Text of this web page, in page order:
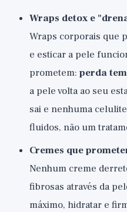
Wraps detox e
Wraps corporais que
e esticar a pele
prometem: perda
a pele volta ao seu
sai e nenhuma
fluidos, não um
Cremes que
Nenhum creme
fibrosas através da
máximo, hidratar e